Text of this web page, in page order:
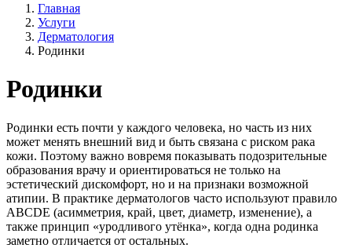
Главная
Услуги
Дерматология
Родинки
Родинки
Родинки есть почти у каждого человека, но часть из них
может менять внешний вид и быть связана с риском рака
кожи. Поэтому важно вовремя показывать подозрительные
образования врачу и ориентироваться не только на
эстетический дискомфорт, но и на признаки возможной
атипии. В практике дерматологов часто используют правило
ABCDE (асимметрия, край, цвет, диаметр, изменение), а
также принцип «уродливого утёнка», когда одна родинка
заметно отличается от остальных.